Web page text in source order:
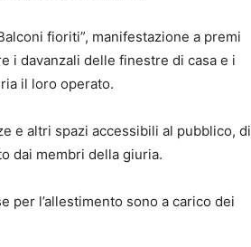
fioriti”, manifestazione a premi
i davanzali delle finestre di casa e i
il loro operato.
e altri spazi accessibili al pubblico, di
dai membri della giuria.
per l’allestimento sono a carico dei